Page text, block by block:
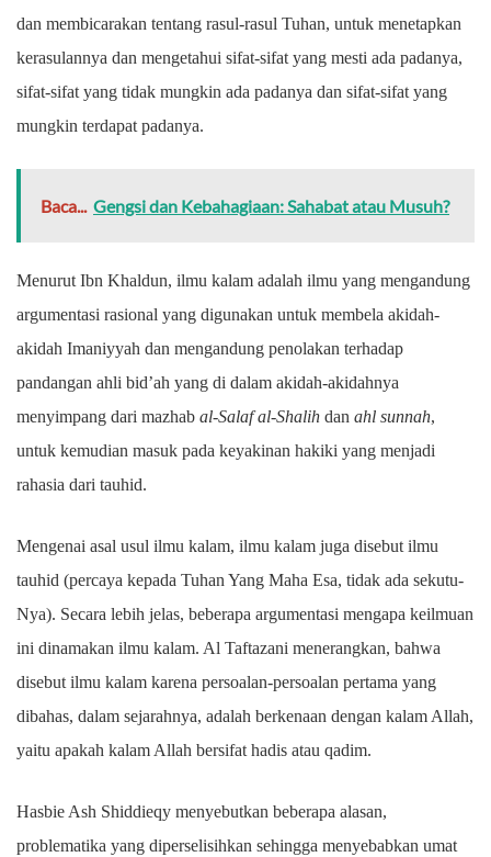
dan membicarakan tentang rasul-rasul Tuhan, untuk menetapkan
kerasulannya dan mengetahui sifat-sifat yang mesti ada padanya,
sifat-sifat yang tidak mungkin ada padanya dan sifat-sifat yang
mungkin terdapat padanya.
Baca... Gengsi dan Kebahagiaan: Sahabat atau Musuh?
Menurut Ibn Khaldun, ilmu kalam adalah ilmu yang mengandung
argumentasi rasional yang digunakan untuk membela akidah-
akidah Imaniyyah dan mengandung penolakan terhadap
pandangan ahli bid’ah yang di dalam akidah-akidahnya
menyimpang dari mazhab al-Salaf al-Shalih dan ahl sunnah,
untuk kemudian masuk pada keyakinan hakiki yang menjadi
rahasia dari tauhid.
Mengenai asal usul ilmu kalam, ilmu kalam juga disebut ilmu
tauhid (percaya kepada Tuhan Yang Maha Esa, tidak ada sekutu-
Nya). Secara lebih jelas, beberapa argumentasi mengapa keilmuan
ini dinamakan ilmu kalam. Al Taftazani menerangkan, bahwa
disebut ilmu kalam karena persoalan-persoalan pertama yang
dibahas, dalam sejarahnya, adalah berkenaan dengan kalam Allah,
yaitu apakah kalam Allah bersifat hadis atau qadim.
Hasbie Ash Shiddieqy menyebutkan beberapa alasan,
problematika yang diperselisihkan sehingga menyebabkan umat